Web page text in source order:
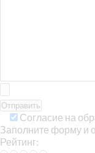
Согласие на
Заполните форму и
Рейтинг: